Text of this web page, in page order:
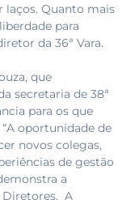
laços. Quanto mais
para
da 36ª Vara.
que
secretaria de 38ª
para os que
oportunidade de
novos colegas,
de gestão
a
Diretores. A